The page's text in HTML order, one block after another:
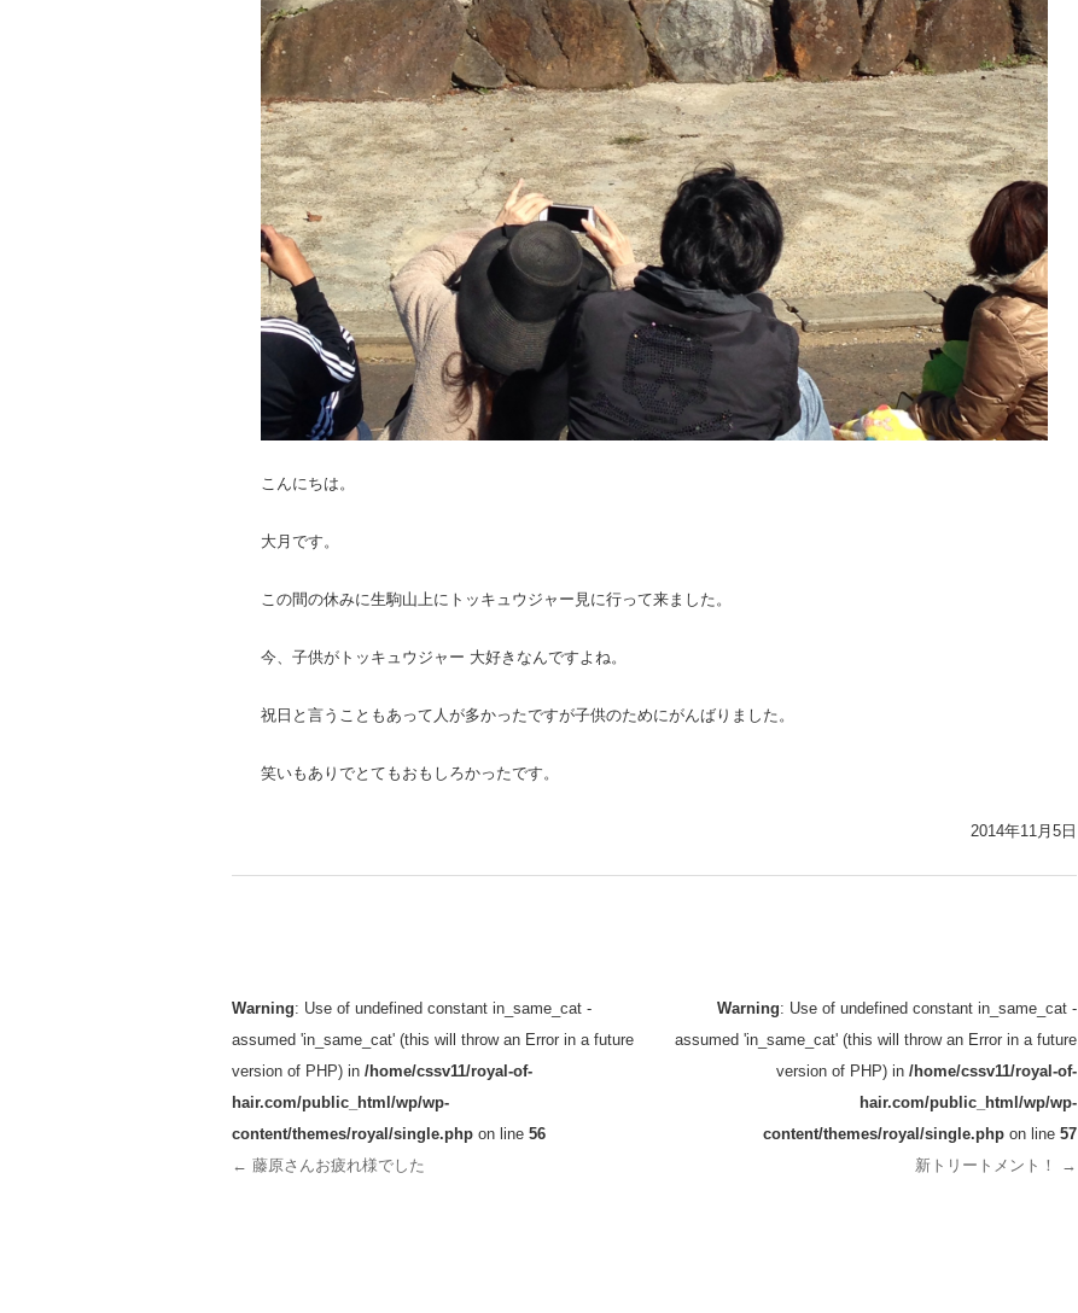
こんにちは。
大月です。
この間の休みに生駒山上にトッキュウジャー見に行って来ました。
今、子供がトッキュウジャー 大好きなんですよね。
祝日と言うこともあって人が多かったですが子供のためにがんばりました。
笑いもありでとてもおもしろかったです。
2014年11月5日
Warning: Use of undefined constant in_same_cat -
assumed 'in_same_cat' (this will throw an Error in a future
version of PHP) in /home/cssv11/royal-of-
hair.com/public_html/wp/wp-
content/themes/royal/single.php on line 56
← 藤原さんお疲れ様でした
Warning: Use of undefined constant in_same_cat -
assumed 'in_same_cat' (this will throw an Error in a future
version of PHP) in /home/cssv11/royal-of-
hair.com/public_html/wp/wp-
content/themes/royal/single.php on line 57
新トリートメント！
→